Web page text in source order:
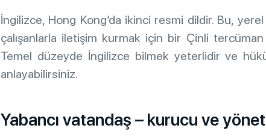
İngilizce, Hong Kong’da ikinci resmi dildir. Bu,
çalışanlarla iletişim kurmak için bir Çinli
Temel düzeyde İngilizce bilmek yeterlidir ve
anlayabilirsiniz.
Yabancı vatandaş – kurucu ve